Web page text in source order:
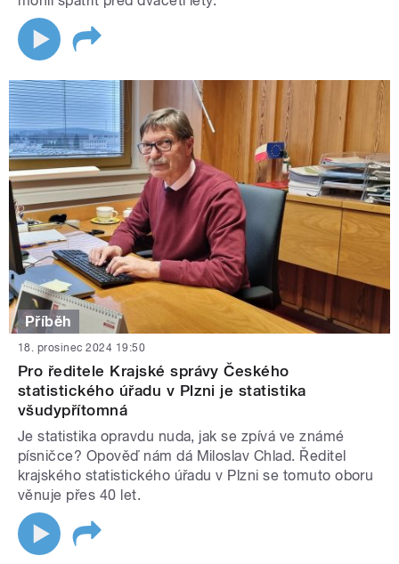
Příběh
18. prosinec 2024 19:50
Pro ředitele Krajské správy Českého
statistického úřadu v Plzni je statistika
všudypřítomná
Je statistika opravdu nuda, jak se zpívá ve známé
písničce? Opověď nám dá Miloslav Chlad. Ředitel
krajského statistického úřadu v Plzni se tomuto oboru
věnuje přes 40 let.